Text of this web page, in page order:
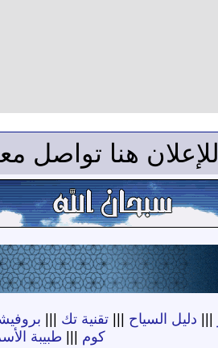
للإعلان هنا تواصل
دليل السياح |||تقنية تك
كوم
طبيبة